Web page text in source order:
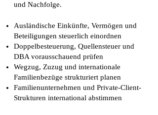
und Nachfolge.
Ausländische Einkünfte, Vermögen und
Beteiligungen steuerlich einordnen
Doppelbesteuerung, Quellensteuer und
DBA vorausschauend prüfen
Wegzug, Zuzug und internationale
Familienbezüge strukturiert planen
Familienunternehmen und Private-Client-
Strukturen international abstimmen